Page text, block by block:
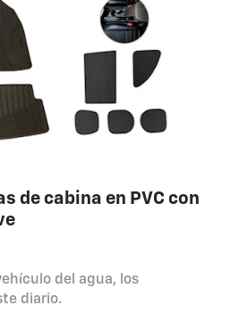
de cabina en PVC con
del agua, los
diario.